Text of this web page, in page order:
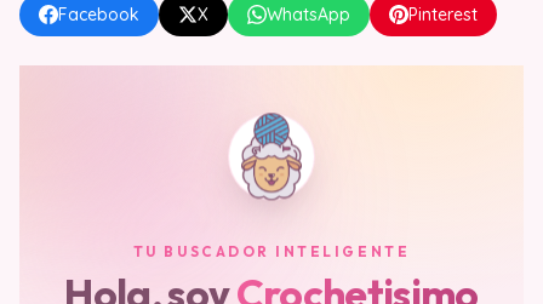
Facebook X WhatsApp Pinterest
TU BUSCADOR INTELIGENTE
Hola, soyCrochetisimo